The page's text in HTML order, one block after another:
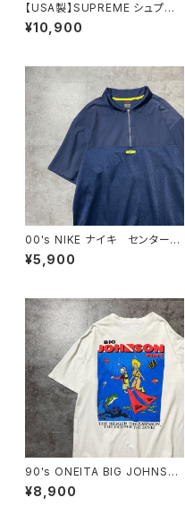
【USA製】SUPREME シュプリ
ーム サイケデリック アートグ
ラフィック プリント パープ
¥10,900
00's NIKE ナイキ センタース
ウォッシュ 刺繍ロゴ ハーフ
ジップ ネイビー Tシャツ
¥5,900
90's ONEITA BIG JOHNSO
N FINS ダイビング バックプリ
ント スラング シングルステッ
¥8,900